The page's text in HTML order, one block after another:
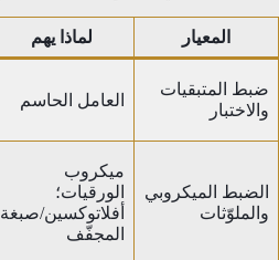
المعيار لماذا يهم
ضبط المتبقيات
والاختبار
العامل الحاسم
الضبط الميكروبي
والملوّثات
ميكروب
الورقيات؛
أفلاتوكسين/صبغة
المجفّف